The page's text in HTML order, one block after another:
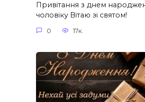
Привітання з днем
чоловіку Вітаю зі святом!
0 17к.